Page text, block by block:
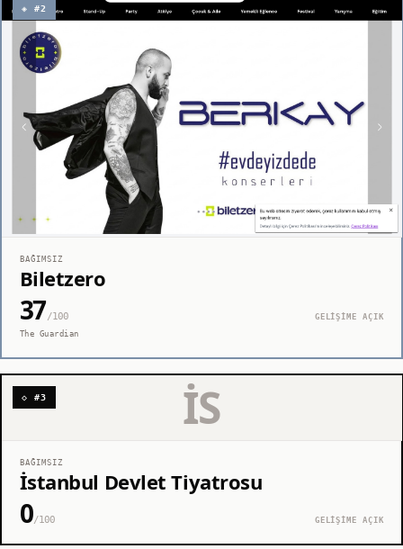
◈ #2
BAĞIMSIZ
Biletzero
37/100
GELİŞİME AÇIK
The Guardian
◇ #3 İS
BAĞIMSIZ
İstanbul Devlet Tiyatrosu
0/100 GELİŞİME AÇIK